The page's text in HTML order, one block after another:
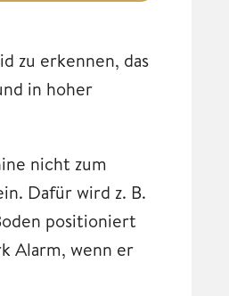
zu erkennen, das
in hoher
nicht zum
Dafür wird z. B.
positioniert
Alarm, wenn er